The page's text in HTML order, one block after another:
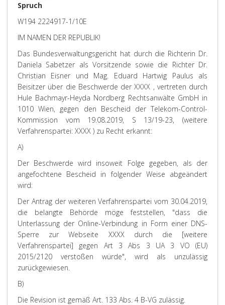
Spruch
W194 2224917-1/10E
IM NAMEN DER REPUBLIK!
Das Bundesverwaltungsgericht hat durch die Richterin Dr.
Daniela Sabetzer als Vorsitzende sowie die Richter Dr.
Christian Eisner und Mag. Eduard Hartwig Paulus als
Beisitzer über die Beschwerde der XXXX , vertreten durch
Hule Bachmayr-Heyda Nordberg Rechtsanwälte GmbH in
1010 Wien, gegen den Bescheid der Telekom-Control-
Kommission vom 19.08.2019, S 13/19-23, (weitere
Verfahrenspartei: XXXX ) zu Recht erkannt:
A)
Der Beschwerde wird insoweit Folge gegeben, als der
angefochtene Bescheid in folgender Weise abgeändert
wird:
Der Antrag der weiteren Verfahrenspartei vom 30.04.2019,
die belangte Behörde möge feststellen, "dass die
Unterlassung der Online-Verbindung in Form einer DNS-
Sperre zur Webseite XXXX durch die [weitere
Verfahrenspartei] gegen Art 3 Abs 3 UA 3 VO (EU)
2015/2120 verstoßen würde", wird als unzulässig
zurückgewiesen.
B)
Die Revision ist gemäß Art. 133 Abs. 4 B-VG zulässig.